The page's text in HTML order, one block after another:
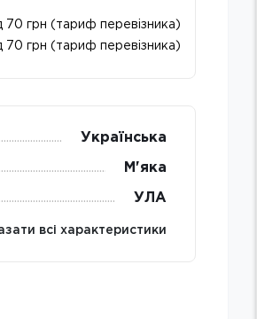
70 грн (тариф перевізника)
70 грн (тариф перевізника)
Українська
М'яка
УЛА
всі характеристики